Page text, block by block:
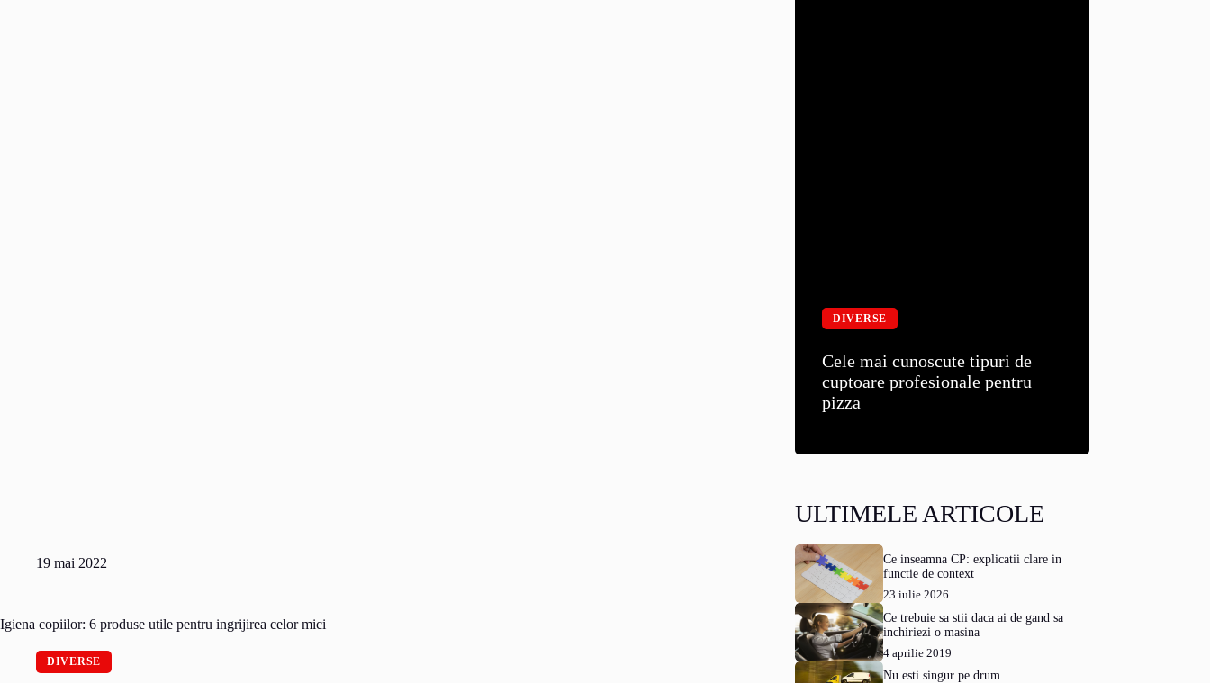
19 mai 2022
Igiena copiilor: 6 produse utile pentru ingrijirea celor mici
DIVERSE
DIVERSE
Cele mai cunoscute tipuri de
cuptoare profesionale pentru
pizza
ULTIMELE ARTICOLE
Ce inseamna CP: explicatii clare in
functie de context
23 iulie 2026
Ce trebuie sa stii daca ai de gand sa
inchiriezi o masina
4 aprilie 2019
Nu esti singur pe drum